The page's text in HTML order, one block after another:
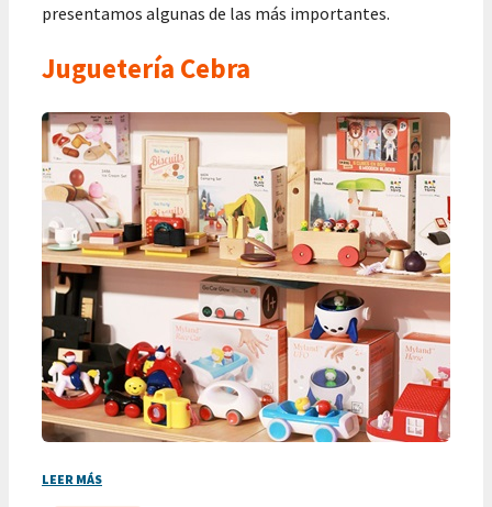
presentamos algunas de las más importantes.
Juguetería Cebra
LEER MÁS